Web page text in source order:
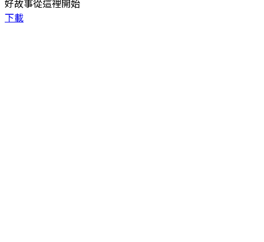
好故事從這裡開始
下載